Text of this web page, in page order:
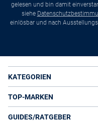
gelesen und bin damit
siehe
einlösbar und nach
KATEGORIEN
TOP-MARKEN
GUIDES/RATGEBER